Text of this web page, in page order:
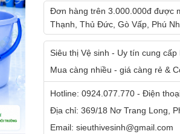
Đơn hàng trên 3.000.000đ được
Thạnh, Thủ Đức, Gò Vấp, Phú
Siêu thị Vệ sinh - Uy tín cung
Mua càng nhiều - giá càng rẻ &
Hotline: 0924.077.770 - Điện
Địa chỉ: 369/18 Nơ Trang Long,
Email: sieuthivesinh@gmail.com